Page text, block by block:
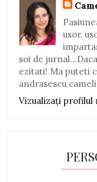
usor,
soi de
ezitati! Ma puteti
Vizualizați profilul